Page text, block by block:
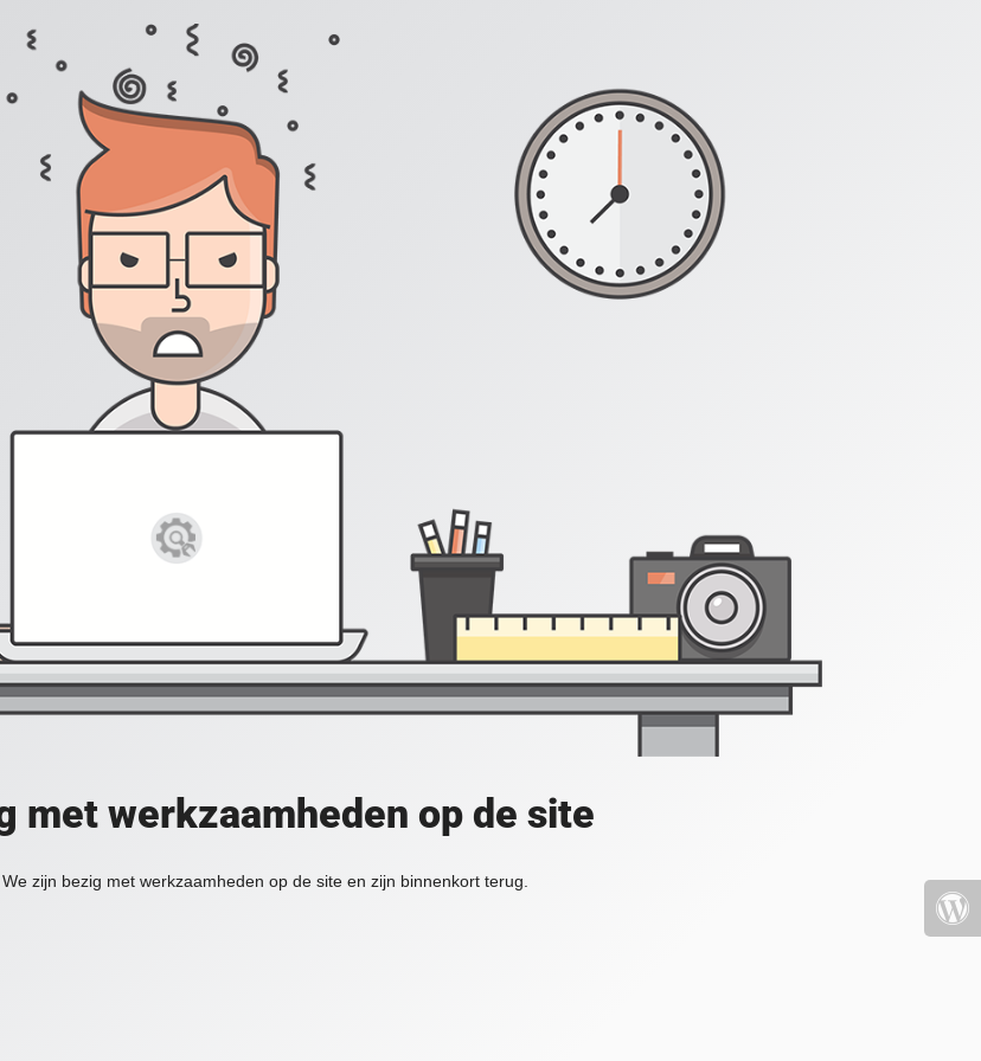
met werkzaamheden op de site
zijn bezig met werkzaamheden op de site en zijn binnenkort terug.